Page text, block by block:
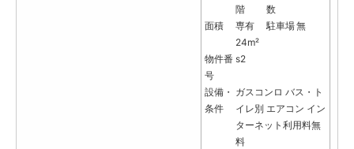
階
数
面積
専有
24m²
駐車場無
物件番
号
s2
設備・
条件
ガスコンロ バス・ト
イレ別 エアコン イン
ターネット利用料無
料